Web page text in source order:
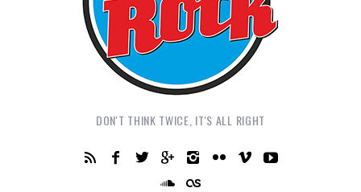
DON'T THINK TWICE, IT'S ALL RIGHT